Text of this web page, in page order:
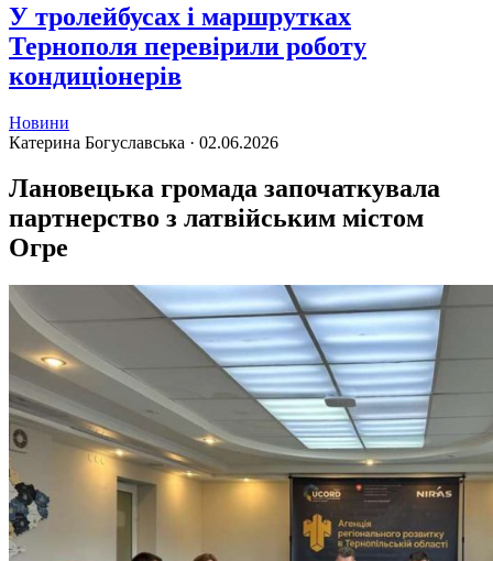
У тролейбусах і маршрутках
Тернополя перевірили роботу
кондиціонерів
Новини
Катерина Богуславська · 02.06.2026
Лановецька громада започаткувала
партнерство з латвійським містом
Огре